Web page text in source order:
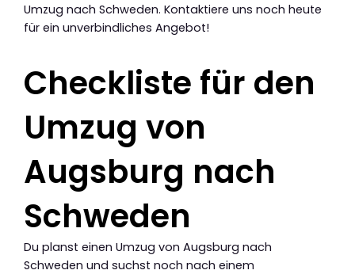
Umzug nach Schweden. Kontaktiere uns noch heute
für ein unverbindliches Angebot!
Checkliste für den
Umzug von
Augsburg nach
Schweden
Du planst einen Umzug von Augsburg nach
Schweden und suchst noch nach einem